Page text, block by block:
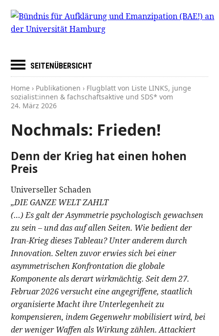
SEITENÜBERSICHT
Home › Publikationen › Flugblatt von Liste LINKS, junge
sozialist:innen & fachschaftsaktive und SDS* vom
24. März 2026
Nochmals: Frieden!
Denn der Krieg hat einen hohen
Preis
Universeller Schaden
„DIE GANZE WELT ZAHLT
(…) Es galt der Asymmetrie psychologisch gewachsen
zu sein – und das auf allen Seiten. Wie bedient der
Iran-Krieg dieses Tableau? Unter anderem durch
Innovation. Selten zuvor erwies sich bei einer
asymmetrischen Konfrontation die globale
Komponente als derart wirkmächtig. Seit dem 27.
Februar 2026 versucht eine angegriffene, staatlich
organisierte Macht ihre Unterlegenheit zu
kompensieren, indem Gegenwehr mobilisiert wird, bei
der weniger Waffen als Wirkung zählen. Attackiert